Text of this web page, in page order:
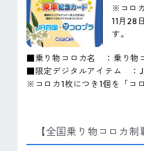
※コロ
11月28
す。
■乗り物コロカ名 ：乗り物
■限定デジタルアイテム ：
※コロカ1枚につき1個を「コ
【全国乗り物コロカ